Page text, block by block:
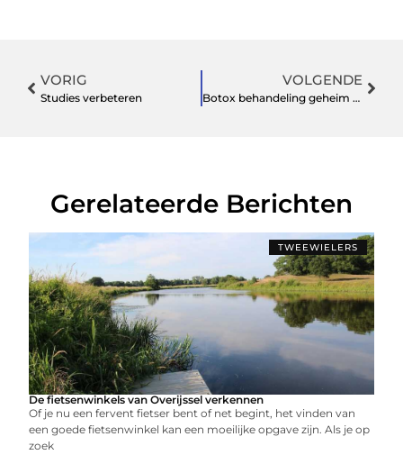
VORIG
Studies verbeteren
VOLGENDE
Botox behandeling geheim houden
Gerelateerde Berichten
TWEEWIELERS
De fietsenwinkels van Overijssel verkennen
Of je nu een fervent fietser bent of net begint, het vinden van
een goede fietsenwinkel kan een moeilijke opgave zijn. Als je op
zoek